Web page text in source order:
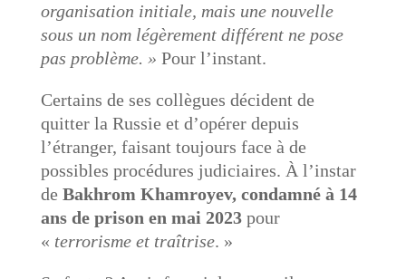
organisation initiale, mais une nouvelle
sous un nom légèrement différent ne pose
pas problème. » Pour l’instant.
Certains de ses collègues décident de
quitter la Russie et d’opérer depuis
l’étranger, faisant toujours face à de
possibles procédures judiciaires. À l’instar
de Bakhrom Khamroyev, condamné à 14
ans de prison en mai 2023pour
« terrorisme et traîtrise. »